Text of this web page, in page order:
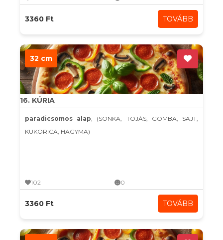
3360 Ft TOVÁBB
32 cm
16. KÚRIA
paradicsomos alap, (SONKA, TOJÁS, GOMBA, SAJT,
KUKORICA, HAGYMA)
102 0
3360 Ft TOVÁBB